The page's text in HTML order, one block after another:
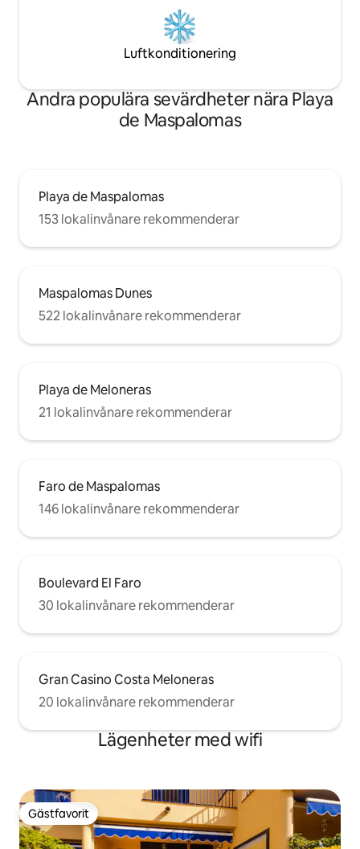
Luftkonditionering
Andra populära sevärdheter nära Playa
de Maspalomas
Playa de Maspalomas
153 lokalinvånare rekommenderar
Maspalomas Dunes
522 lokalinvånare rekommenderar
Playa de Meloneras
21 lokalinvånare rekommenderar
Faro de Maspalomas
146 lokalinvånare rekommenderar
Boulevard El Faro
30 lokalinvånare rekommenderar
Gran Casino Costa Meloneras
20 lokalinvånare rekommenderar
Lägenheter med wifi
Gästfavorit
Gästfavorit